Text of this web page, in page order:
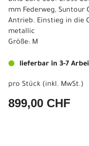
mm Federweg, Suntour
Antrieb. Einstieg in die
metallic
Größe: M
lieferbar in 3-7
pro Stück (inkl. MwSt.)
899,00 CHF